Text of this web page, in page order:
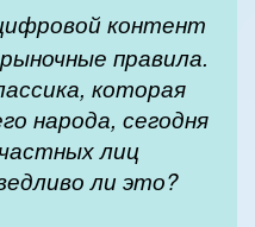
контент
правила.
которая
народа, сегодня
лиц
ли это?